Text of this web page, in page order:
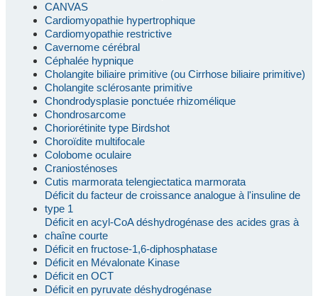
CANVAS
Cardiomyopathie hypertrophique
Cardiomyopathie restrictive
Cavernome cérébral
Céphalée hypnique
Cholangite biliaire primitive (ou Cirrhose biliaire primitive)
Cholangite sclérosante primitive
Chondrodysplasie ponctuée rhizomélique
Chondrosarcome
Choriorétinite type Birdshot
Choroïdite multifocale
Colobome oculaire
Craniosténoses
Cutis marmorata telengiectatica marmorata
Déficit du facteur de croissance analogue à l'insuline de
type 1
Déficit en acyl-CoA déshydrogénase des acides gras à
chaîne courte
Déficit en fructose-1,6-diphosphatase
Déficit en Mévalonate Kinase
Déficit en OCT
Déficit en pyruvate déshydrogénase